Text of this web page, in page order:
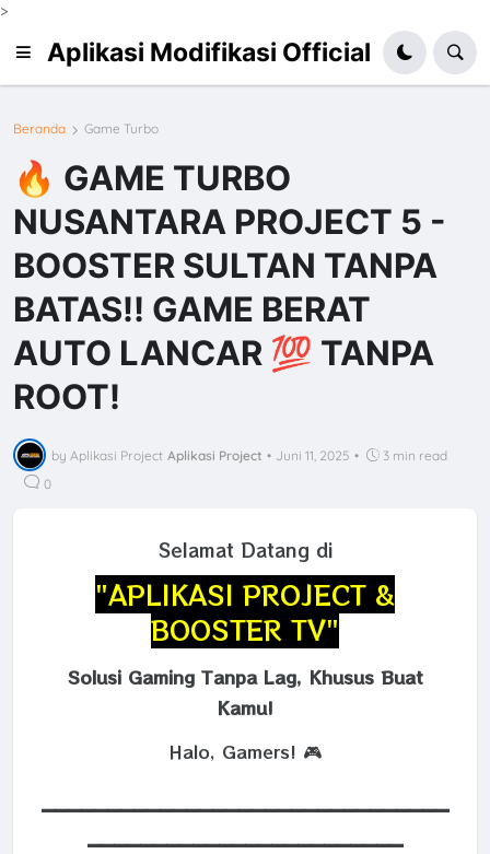
>
Aplikasi Modifikasi Official
Beranda Game Turbo
🔥 GAME TURBO
NUSANTARA PROJECT 5 -
BOOSTER SULTAN TANPA
BATAS‼️ GAME BERAT
AUTO LANCAR 💯 TANPA
ROOT!
by Aplikasi Project Aplikasi Project • Juni 11, 2025 •
3 min read
0
Selamat Datang di
"APLIKASI PROJECT &
BOOSTER TV"
Solusi Gaming Tanpa Lag, Khusus Buat
Kamu!
Halo, Gamers! 🎮